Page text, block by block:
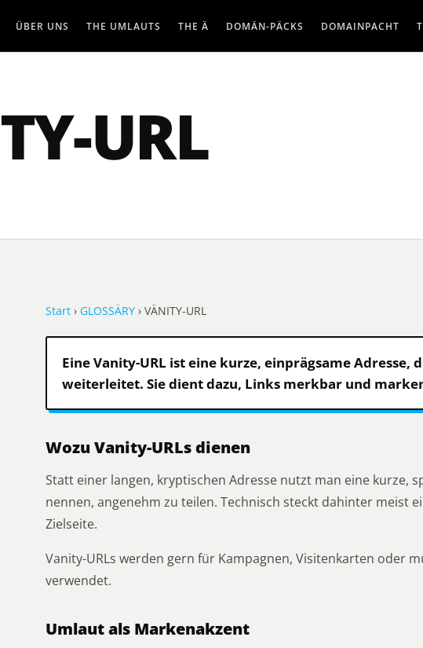
ÜBER UNS THE UMLAUTS THE Ä DOMÄN-PÄCKS DOMAINPACHT
URL
Start › GLOSSÄRY › VÄNITY-URL
Eine Vanity-URL ist eine kurze, einprägsame Adresse,
weiterleitet. Sie dient dazu, Links merkbar und
Wozu Vanity-URLs dienen
Statt einer langen, kryptischen Adresse nutzt man eine kurze,
nennen, angenehm zu teilen. Technisch steckt dahinter meist
Zielseite.
Vanity-URLs werden gern für Kampagnen, Visitenkarten oder
verwendet.
Umlaut als Markenakzent